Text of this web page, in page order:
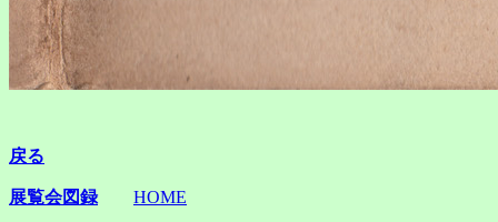
戻る
展覧会図録 HOME